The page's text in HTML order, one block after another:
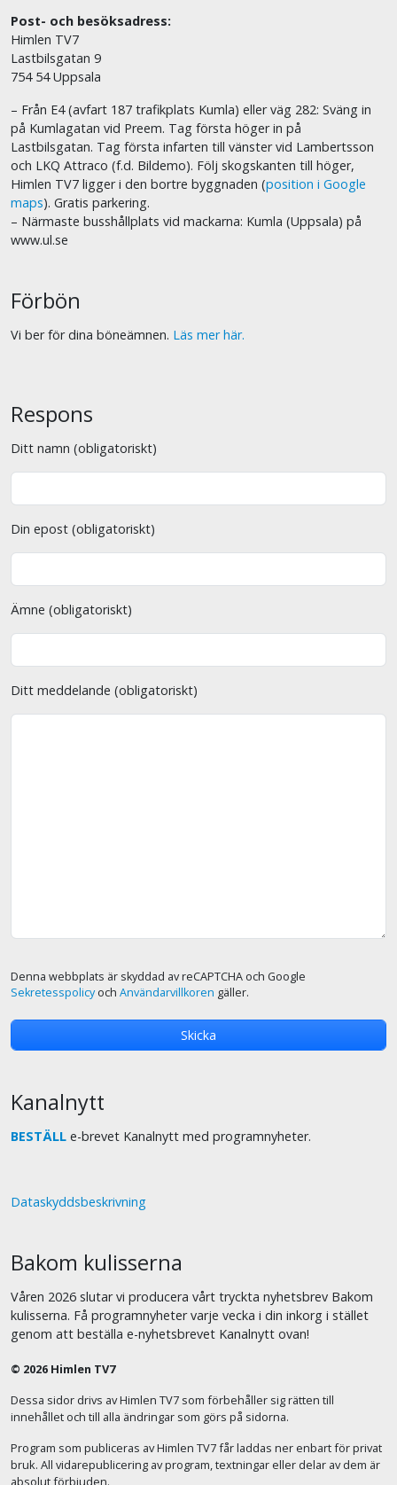
Post- och besöksadress:
Himlen TV7
Lastbilsgatan 9
754 54 Uppsala
– Från E4 (avfart 187 trafikplats Kumla) eller väg 282: Sväng in
på Kumlagatan vid Preem. Tag första höger in på
Lastbilsgatan. Tag första infarten till vänster vid Lambertsson
och LKQ Attraco (f.d. Bildemo). Följ skogskanten till höger,
Himlen TV7 ligger i den bortre byggnaden (position i Google
maps). Gratis parkering.
– Närmaste busshållplats vid mackarna: Kumla (Uppsala) på
www.ul.se
Förbön
Vi ber för dina böneämnen. Läs mer här.
Respons
Ditt namn (obligatoriskt)
Din epost (obligatoriskt)
Ämne (obligatoriskt)
Ditt meddelande (obligatoriskt)
Denna webbplats är skyddad av reCAPTCHA och Google
Sekretesspolicyoch Användarvillkoren gäller.
Kanalnytt
BESTÄLL e-brevet Kanalnytt med programnyheter.
Dataskyddsbeskrivning
Bakom kulisserna
Våren 2026 slutar vi producera vårt tryckta nyhetsbrev Bakom
kulisserna. Få programnyheter varje vecka i din inkorg i stället
genom att beställa e-nyhetsbrevet Kanalnytt ovan!
© 2026 Himlen TV7
Dessa sidor drivs av Himlen TV7 som förbehåller sig rätten till
innehållet och till alla ändringar som görs på sidorna.
Program som publiceras av Himlen TV7 får laddas ner enbart för privat
bruk. All vidarepublicering av program, textningar eller delar av dem är